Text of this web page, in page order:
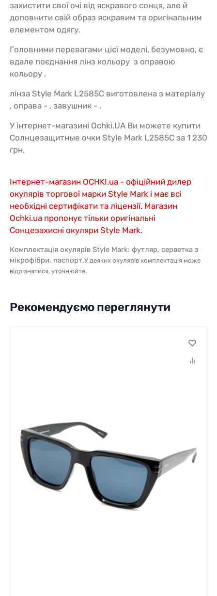
захистити свої очі від яскравого сонця, але й
доповнити свій образ яскравим та оригінальним
елементом одягу.
Головними перевагами цієї моделі, безумовно, є
вдале поєднання лінз кольору з оправою
кольору .
лінза Style Mark L2585C виготовлена з матеріалу
, оправа - , завушник - .
У інтернет-магазині Ochki.UA Ви можете купити
Солнцезащитные очки Style Mark L2585C за 1 230
грн.
Інтернет-магазин OCHKI.ua - офіційний дилер
окулярів торгової марки Style Mark і має всі
необхідні сертифікати та ліцензії. Магазин
Ochki.ua пропонує тільки оригінальні
Сонцезахисні окуляри Style Mark.
Комплектація окулярів Style Mark: футляр, серветка з
мікрофібри, паспорт.У деяких окулярів комплектація може
відрізнятися, уточнюйте.
Рекомендуємо переглянути